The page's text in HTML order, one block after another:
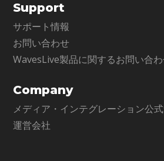
Support
サポート情報
お問い合わせ
WavesLive製品に関するお問い合
Company
メディア・インテグレーション公
運営会社